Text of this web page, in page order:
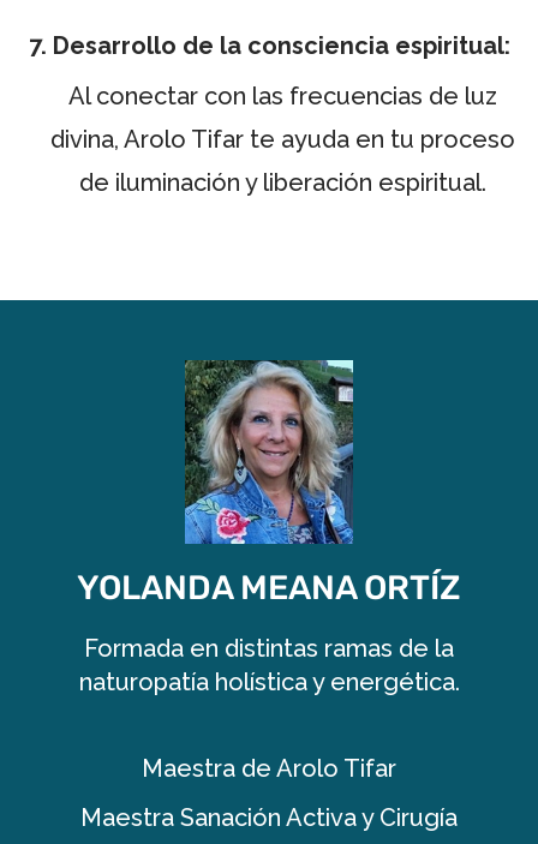
7. Desarrollo de la consciencia espiritual:
Al conectar con las frecuencias de luz
divina, Arolo Tifar te ayuda en tu proceso
de iluminación y liberación espiritual.
YOLANDA MEANA ORTÍZ
Formada en distintas ramas de la
naturopatía holística y energética.
Maestra de Arolo Tifar
Maestra Sanación Activa y Cirugía